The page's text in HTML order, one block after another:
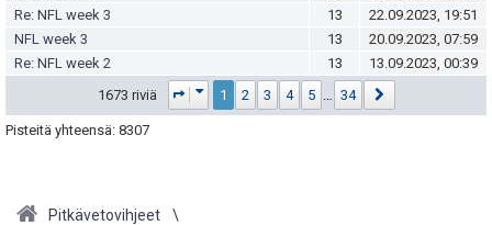
Re: NFL week 3
13
22.09.2023, 19:51
NFL week 3
13
20.09.2023, 07:59
Re: NFL week 2
13
13.09.2023, 00:39
1673 riviä
Sivu /34
1 2 3 4 5 34
Pisteitä yhteensä: 8307
Pitkävetovihjeet